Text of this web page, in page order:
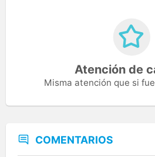
Atención de
Misma atención que si
COMENTARIOS